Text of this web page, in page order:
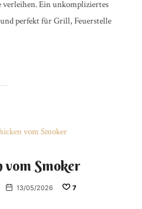
verleihen. Ein unkompliziertes
perfekt für Grill, Feuerstelle
vom Smoker
13/05/2026
7